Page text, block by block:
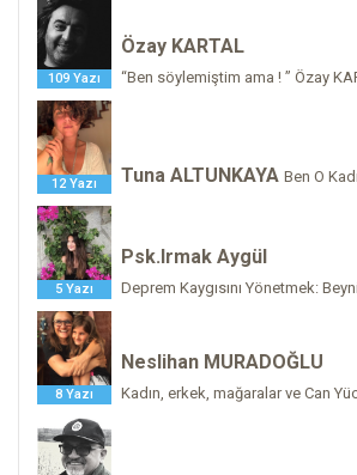
109 Yazı
Özay KARTAL
“Ben söylemiştim ama ! ” Özay
12 Yazı Tuna ALTUNKAYA Ben O
5 Yazı
Psk.Irmak Aygül
Deprem Kaygısını Yönetmek:
8 Yazı
Neslihan MURADOĞLU
Kadın, erkek, mağaralar ve Can